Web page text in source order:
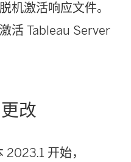
机激活响应文件。
活 Tableau Server
改
2023.1 开始，